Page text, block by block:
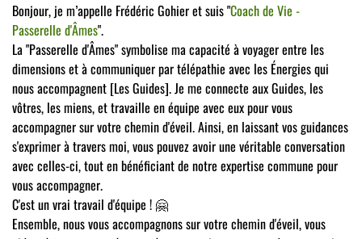
Bonjour, je m’appelle Frédéric Gohier et suis "Coach de Vie -
Passerelle d'Âmes".
La "Passerelle d'Âmes" symbolise ma capacité à voyager entre les
dimensions et à communiquer par télépathie avec les Énergies qui
nous accompagnent [Les Guides]. Je me connecte aux Guides, les
vôtres, les miens, et travaille en équipe avec eux pour vous
accompagner sur votre chemin d'éveil. Ainsi, en laissant vos guidances
s'exprimer à travers moi, vous pouvez avoir une véritable conversation
avec celles-ci, tout en bénéficiant de notre expertise commune pour
vous accompagner.
C'est un vrai travail d'équipe ! 🤗​
Ensemble, nous vous accompagnons sur votre chemin d'éveil, vous